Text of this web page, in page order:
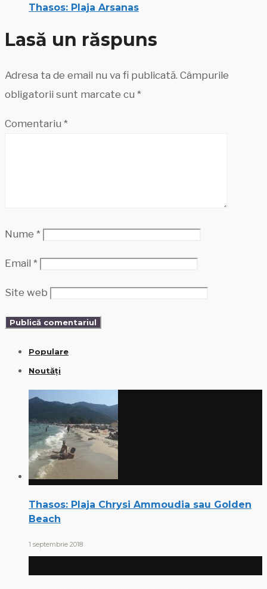
Thasos: Plaja Arsanas
Lasă un răspuns
Adresa ta de email nu va fi publicată. Câmpurile
obligatorii sunt marcate cu *
Comentariu *
Nume *
Email *
Site web
Populare
Noutăți
Thasos: Plaja Chrysi Ammoudia sau Golden
Beach
1 septembrie 2018